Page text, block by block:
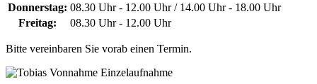
Donnerstag: 08.30 Uhr - 12.00 Uhr / 14.00 Uhr - 18.00 Uhr
Freitag:
08.30 Uhr - 12.00 Uhr
Bitte vereinbaren Sie vorab einen Termin.